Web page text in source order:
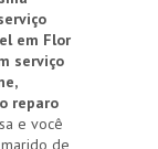
em Flor
serviço
reparo
e você
de